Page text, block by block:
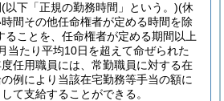
(以下「正規の勤務時間」という。)(休
間その他任命権者が定める時間を除
ることを、任命権者が定める期間以上
当たり平均10日を超えて命ぜられた
任用職員には、常勤職員に対する在
例により当該在宅勤務等手当の額に
て支給することができる。